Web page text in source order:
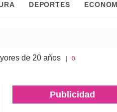
DEPORTES
años| 05 Ago 2026 Congreso
Publicidad